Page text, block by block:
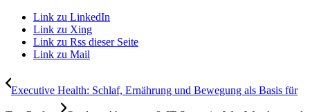
Link zu LinkedIn
Link zu Xing
Link zu Rss dieser Seite
Link zu Mail
Executive Health: Schlaf, Ernährung und Bewegung als Basis für